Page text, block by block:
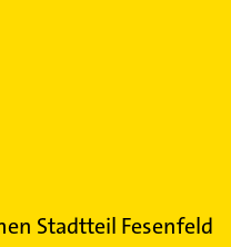
Stadtteil Fesenfeld